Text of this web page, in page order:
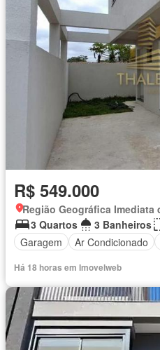
R$ 549.000
3 Quartos
3 Banheiros
Garagem
Ar Condicionado
Há 18 horas em Imovelweb